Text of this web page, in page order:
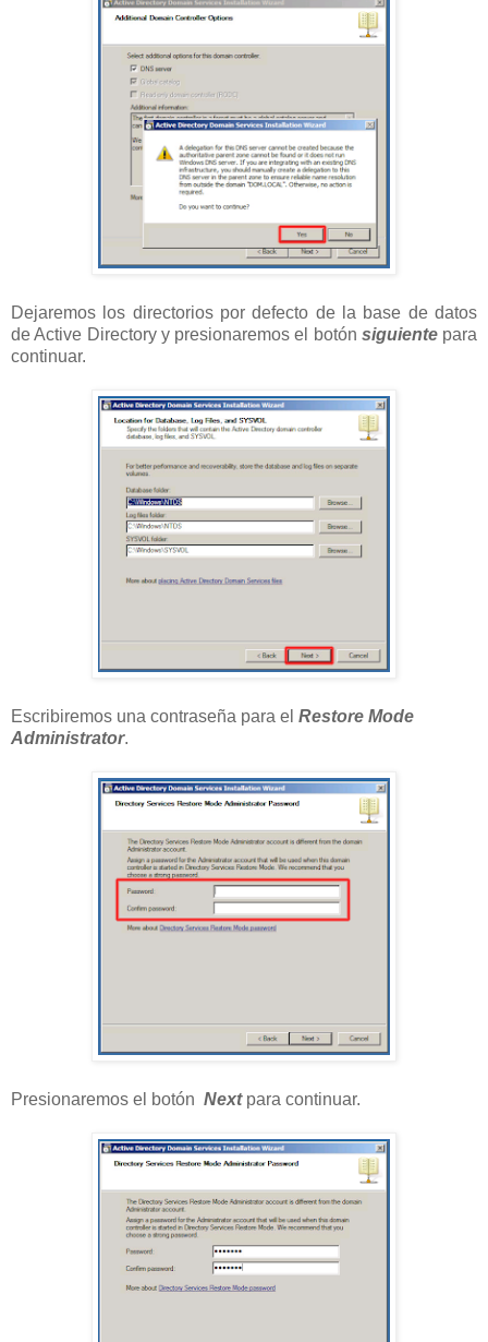
Dejaremos los directorios por defecto de la base de datos
de Active Directory y presionaremos el botón siguientepara
continuar.
Escribiremos una contraseña para el Restore Mode
Administrator.
Presionaremos el botón Nextpara continuar.